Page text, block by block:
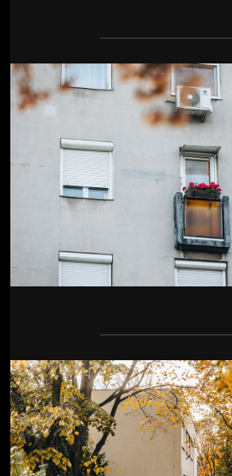
Jön még kép!
Jön még kép!